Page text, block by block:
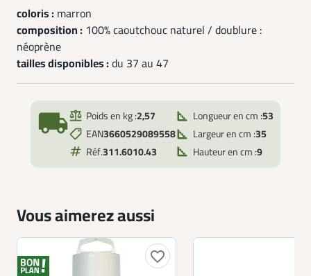
coloris : marron
composition : 100% caoutchouc naturel / doublure :
néoprène
tailles disponibles : du 37 au 47
local_shipping Poids en kg :2,57
EAN3660529089558
Réf.311.6010.43
Longueur en cm :53
Largeur en cm :35
Hauteur en cm :9
Vous aimerez aussi
favorite_border